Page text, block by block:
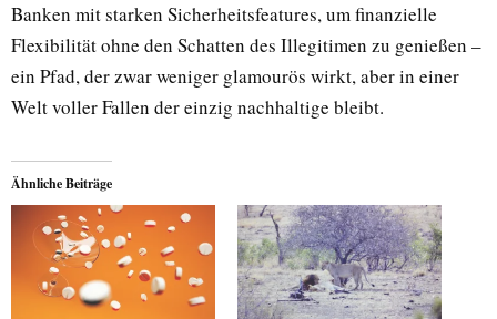
Banken mit starken Sicherheitsfeatures, um finanzielle
Flexibilität ohne den Schatten des Illegitimen zu genießen –
ein Pfad, der zwar weniger glamourös wirkt, aber in einer
Welt voller Fallen der einzig nachhaltige bleibt.
Ähnliche Beiträge